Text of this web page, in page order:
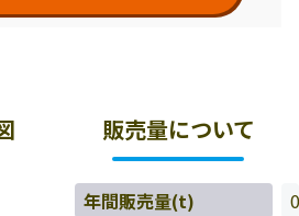
販売量について
年間販売量(t)
0